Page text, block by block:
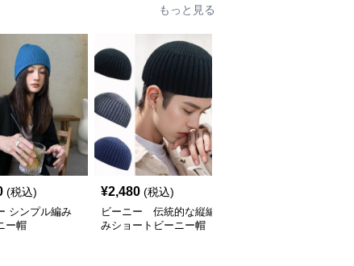
もっと見る
(税込)
シンプル編み
ー帽
¥2,480 (税込)
ビーニー 伝統的な縦編
みショートビーニー帽